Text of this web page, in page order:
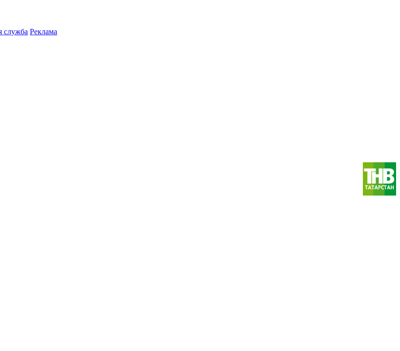
служба Реклама